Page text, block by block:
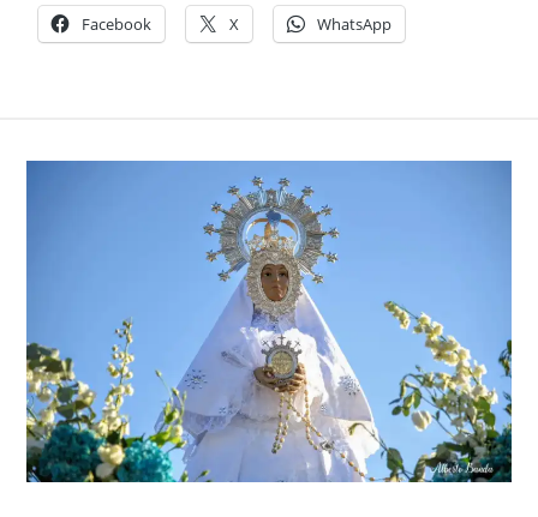
Facebook X WhatsApp